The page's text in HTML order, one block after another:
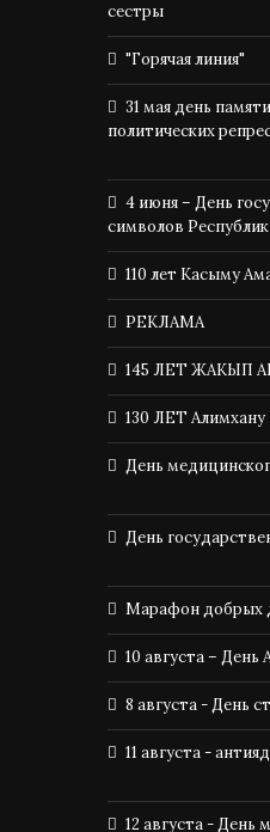
сестры
"Горячая линия"
31 мая день
политических
4 июня – День
символов
110 лет Касыму
РЕКЛАМА
145 ЛЕТ ЖАКЫП
130 ЛЕТ
День
День
Марафон добрых
10 августа – День
8 августа - День
11 августа -
12 августа - День